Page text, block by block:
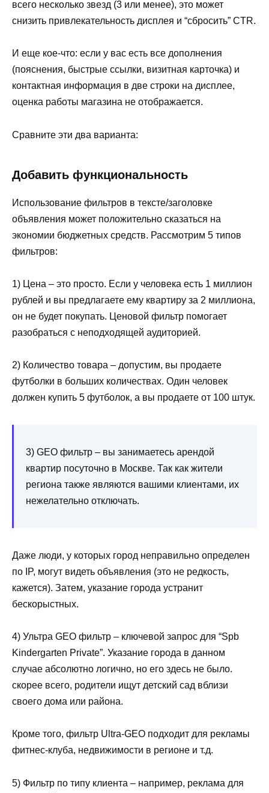
всего несколько звезд (3 или менее), это может
снизить привлекательность дисплея и “сбросить” CTR.
И еще кое-что: если у вас есть все дополнения
(пояснения, быстрые ссылки, визитная карточка) и
контактная информация в две строки на дисплее,
оценка работы магазина не отображается.
Сравните эти два варианта:
Добавить функциональность
Использование фильтров в тексте/заголовке
объявления может положительно сказаться на
экономии бюджетных средств. Рассмотрим 5 типов
фильтров:
1) Цена – это просто. Если у человека есть 1 миллион
рублей и вы предлагаете ему квартиру за 2 миллиона,
он не будет покупать. Ценовой фильтр помогает
разобраться с неподходящей аудиторией.
2) Количество товара – допустим, вы продаете
футболки в больших количествах. Один человек
должен купить 5 футболок, а вы продаете от 100 штук.
3) GEO фильтр – вы занимаетесь арендой
квартир посуточно в Москве. Так как жители
региона также являются вашими клиентами, их
нежелательно отключать.
Даже люди, у которых город неправильно определен
по IP, могут видеть объявления (это не редкость,
кажется). Затем, указание города устранит
бескорыстных.
4) Ультра GEO фильтр – ключевой запрос для “Spb
Kindergarten Private”. Указание города в данном
случае абсолютно логично, но его здесь не было.
скорее всего, родители ищут детский сад вблизи
своего дома или района.
Кроме того, фильтр Ultra-GEO подходит для рекламы
фитнес-клуба, недвижимости в регионе и т.д.
5) Фильтр по типу клиента – например, реклама для